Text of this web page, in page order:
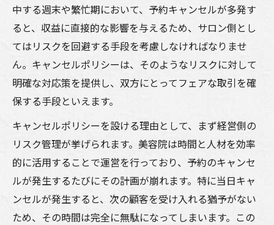
中する週末や繁忙期において、予約キャンセルが多発す
ると、収益に直接的な影響を与えるため、サロン側とし
てはリスクを回避する手段を考慮しなければなりませ
ん。キャンセルポリシーは、そのようなリスクに対して
明確な対応策を提供し、双方にとってフェアな取引を確
保する手段といえます。
キャンセルポリシーを設ける理由として、まず経営側の
リスク管理が挙げられます。美容院は時間と人材を効率
的に活用することで運営を行っており、予約のキャンセ
ルが発生するたびにその計画が崩れます。特に当日キャ
ンセルが発生すると、次の顧客を受け入れる猶予がない
ため、その時間は完全に無駄になってしまいます。この